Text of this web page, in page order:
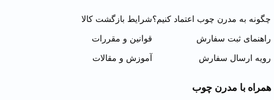
چگونه به مدرن چوب اعتماد کنیم؟
راهنمای ثبت سفارش
رویه ارسال سفارش
شرایط بازگشت کالا
قوانین و مقررات
آموزش و مقالات
همراه با مدرن چوب